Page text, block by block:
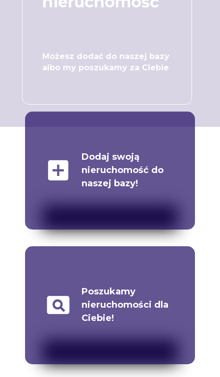
Możesz dodać do naszej bazy
albo my poszukamy za Ciebie
add_box
Dodaj swoją
nieruchomość do
naszej bazy!
pageview
Poszukamy
nieruchomości dla
Ciebie!